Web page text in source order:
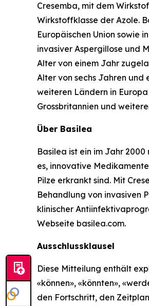
Cresemba, mit dem
Wirkstoffklasse der Azole.
Europäischen Union sowie
invasiver Aspergillose und
Alter von einem Jahr
Alter von sechs Jahren und
weiteren Ländern in
Grossbritannien und
Über Basilea
Basilea ist ein im Jahr
es, innovative
Pilze erkrankt sind. Mit
Behandlung von invasiven
klinischer
Webseite basilea.com.
Ausschlussklausel
Diese Mitteilung enthält
«können», «könnten»,
den Fortschritt, den